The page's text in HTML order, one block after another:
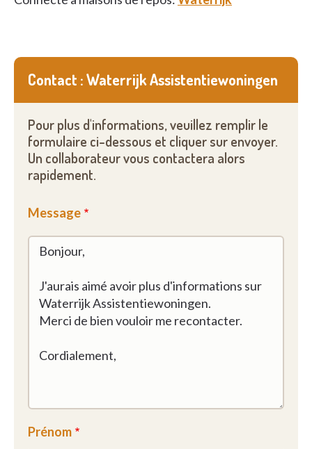
Contact : Waterrijk Assistentiewoningen
Pour plus d'informations, veuillez remplir le
formulaire ci-dessous et cliquer sur envoyer.
Un collaborateur vous contactera alors
rapidement.
Message
Prénom